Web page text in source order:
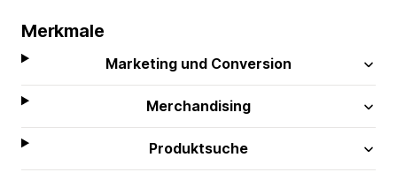
Merkmale
Marketing und Conversion
Merchandising
Produktsuche